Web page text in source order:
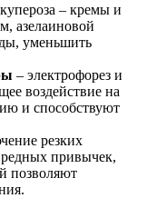
– кремы и
азелаиновой
уменьшить
– электрофорез и
воздействие на
и способствуют
резких
привычек,
позволяют